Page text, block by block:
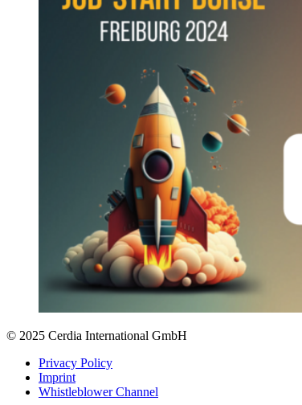
© 2025 Cerdia International GmbH
Privacy Policy
Imprint
Whistleblower Channel